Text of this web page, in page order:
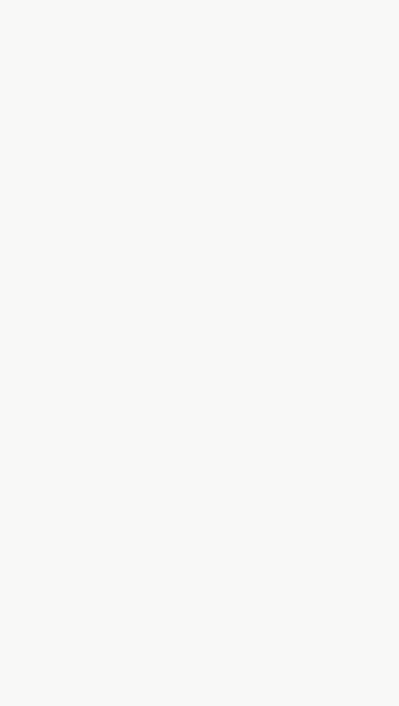
Своим горячим роликом
Знаменитая украинская певица и
на сцене национального
своих поклонников новым
Итак, артистка выпустила
в ее соцсетях. Стоит значить, что
то, в каком стиле она ее
Тина Кароль снялась в нижнем белье и